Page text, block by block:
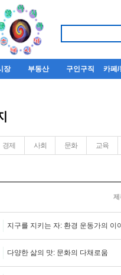
장 부동산 구인구직 카페/
경제 사회 문화 교육
제
지구를 지키는 자: 환경 운동가의 이
다양한 삶의 맛: 문화의 다채로움